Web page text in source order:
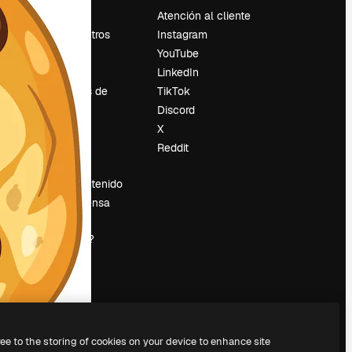
Precios
Sobre nosotros
Reviews
Empleo
Tendencias de
búsqueda
Blog
Eventos
Slidesgo
Vender contenido
Sala de prensa
¿Buscas
magnific.ai?
Atención al cliente
Instagram
YouTube
LinkedIn
TikTok
Discord
X
Reddit
to the storing of cookies on your device to enhance site